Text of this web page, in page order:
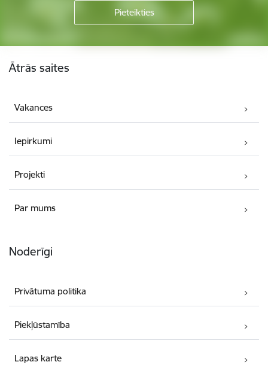
Ātrās saites
Vakances
Iepirkumi
Projekti
Par mums
Noderīgi
Privātuma politika
Piekļūstamība
Lapas karte